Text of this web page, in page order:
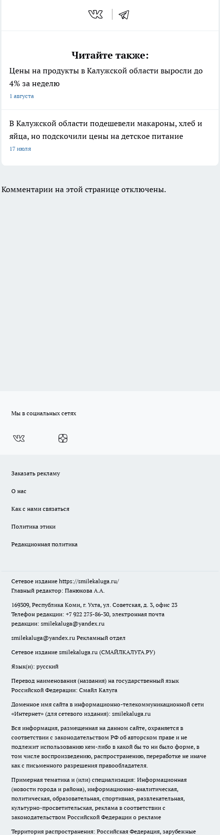
Читайте также:
Цены на продукты в Калужской области выросли до
4% за неделю
1 августа
В Калужской области подешевели макароны, хлеб и
яйца, но подскочили цены на детское питание
17 июля
Комментарии на этой странице отключены.
Мы в социальных сетях
Заказать рекламу
О нас
Как с нами связаться
Политика этики
Редакционная политика
Сетевое издание https://smilekaluga.ru/
Главный редактор: Панюкова А.А.
169309, Республика Коми, г. Ухта, ул. Советская, д. 3, офис 23
Телефон редакции: +7 922 275-86-30, электронная почта
редакции: smilekaluga@yandex.ru
smilekaluga@yandex.ru Рекламный отдел
Сетевое издание smilekaluga.ru (СМАЙЛКАЛУГА.РУ)
Язык(и): русский
Перевод наименования (названия) на государственный язык
Российской Федерации: Смайл Калуга
Доменное имя сайта в информационно-телекоммуникационной сети
«Интернет» (для сетевого издания): smilekaluga.ru
Вся информация, размещенная на данном сайте, охраняется в
соответствии с законодательством РФ об авторском праве и не
подлежит использованию кем-либо в какой бы то ни было форме, в
том числе воспроизведению, распространению, переработке не иначе
как с письменного разрешения правообладателя.
Примерная тематика и (или) специализация: Информационная
(новости города и района), информационно-аналитическая,
политическая, образовательная, спортивная, развлекательная,
культурно-просветительская, реклама в соответствии с
законодательством Российской Федерации о рекламе
Территория распространения: Российская Федерация, зарубежные